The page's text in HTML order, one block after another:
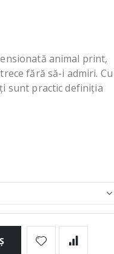
animal print,
fără să-i admiri. Cu
sunt practic definiția